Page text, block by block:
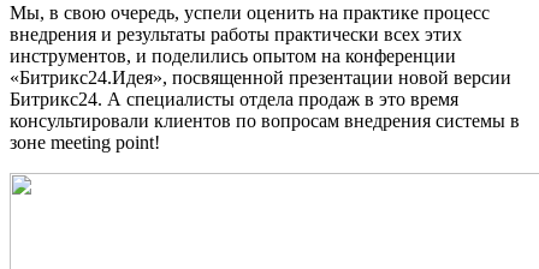
Мы, в свою очередь, успели оценить на практике процесс
внедрения и результаты работы практически всех этих
инструментов, и поделились опытом на конференции
«Битрикс24.Идея», посвященной презентации новой версии
Битрикс24. А специалисты отдела продаж в это время
консультировали клиентов по вопросам внедрения системы в
зоне meeting point!